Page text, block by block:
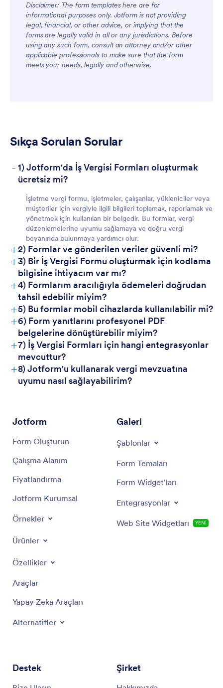
Ekipler için
Disclaimer: The form templates here are for
informational purposes only. Jotform is not providing
legal, financial, or other advice, or implying that the
forms are legally valid in all or any jurisdictions. Before
using any such form, consult an attorney and/or other
applicable professionals to make sure that the form
meets your needs, legally and otherwise.
Sıkça Sorulan Sorular
- 1) Jotform'da İş Vergisi Formları oluşturmak
ücretsiz mi?
İşletme vergi formu, işletmeler, çalışanlar, yükleniciler veya
müşteriler için vergiyle ilgili bilgileri toplamak, raporlamak ve
yönetmek için kullanılan bir belgedir. Bu formlar, vergi
düzenlemelerine uyumu sağlamaya ve doğru vergi
beyanında bulunmaya yardımcı olur.
+2) Formlar ve gönderilen veriler güvenli mi?
+3) Bir İş Vergisi Formu oluşturmak için kodlama
bilgisine ihtiyacım var mı?
+4) Formlarım aracılığıyla ödemeleri doğrudan
tahsil edebilir miyim?
+5) Bu formlar mobil cihazlarda kullanılabilir mi?
+6) Form yanıtlarını profesyonel PDF
belgelerine dönüştürebilir miyim?
+7) İş Vergisi Formları için hangi entegrasyonlar
mevcuttur?
+8) Jotform'u kullanarak vergi mevzuatına
uyumu nasıl sağlayabilirim?
Jotform
Form Oluşturun
Çalışma Alanım
Fiyatlandırma
Jotform Kurumsal
Örnekler
Ürünler
Özellikler
Araçlar
Yapay Zeka Araçları
Alternatifler
Galeri
Şablonlar
Form Temaları
Form Widget'ları
Entegrasyonlar
Web Site Widgetları YENİ
Destek Şirket